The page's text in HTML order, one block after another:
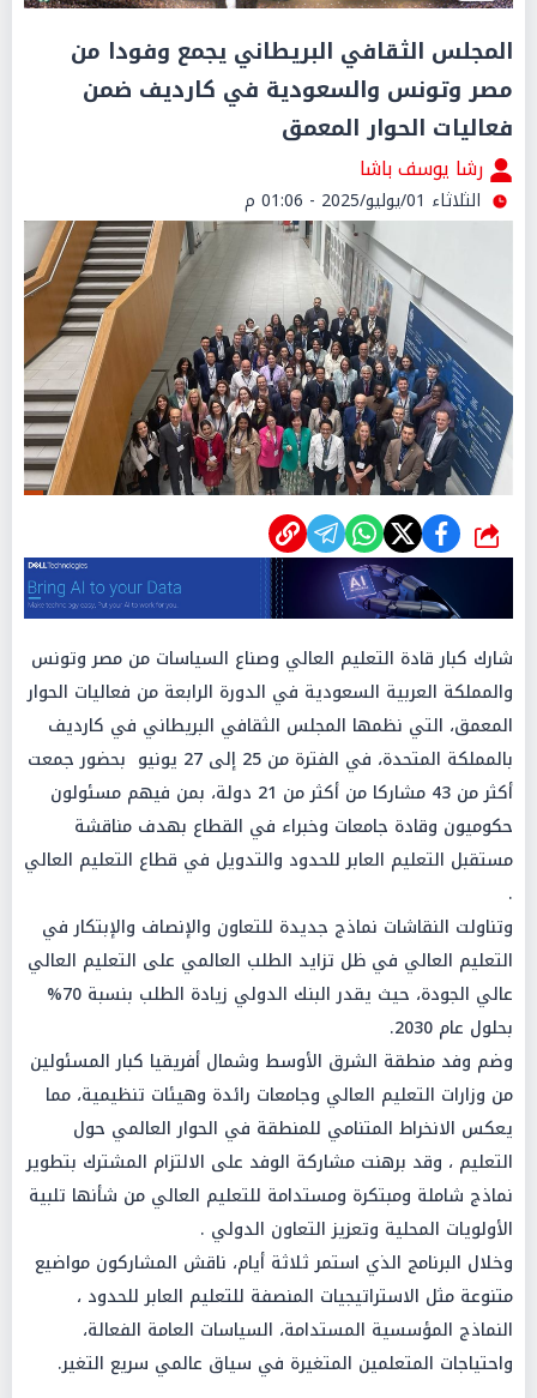
المجلس الثقافي البريطاني يجمع وفودا من
مصر وتونس والسعودية في كارديف ضمن
فعاليات الحوار المعمق
رشا يوسف باشا
الثلاثاء 01/يوليو/2025 - 01:06 م
شارك
شارك كبار قادة التعليم العالي وصناع السياسات من مصر وتونس
والمملكة العربية السعودية في الدورة الرابعة من فعاليات الحوار
المعمق، التي نظمها المجلس الثقافي البريطاني في كارديف
بالمملكة المتحدة، في الفترة من 25 إلى 27 يونيو بحضور جمعت
أكثر من 43 مشاركا من أكثر من 21 دولة، بمن فيهم مسئولون
حكوميون وقادة جامعات وخبراء في القطاع بهدف مناقشة
مستقبل التعليم العابر للحدود والتدويل في قطاع التعليم العالي
.
وتناولت النقاشات نماذج جديدة للتعاون والإنصاف والإبتكار في
التعليم العالي في ظل تزايد الطلب العالمي على التعليم العالي
عالي الجودة، حيث يقدر البنك الدولي زيادة الطلب بنسبة 70%
بحلول عام 2030.
وضم وفد منطقة الشرق الأوسط وشمال أفريقيا كبار المسئولين
من وزارات التعليم العالي وجامعات رائدة وهيئات تنظيمية، مما
يعكس الانخراط المتنامي للمنطقة في الحوار العالمي حول
التعليم ، وقد برهنت مشاركة الوفد على الالتزام المشترك بتطوير
نماذج شاملة ومبتكرة ومستدامة للتعليم العالي من شأنها تلبية
الأولويات المحلية وتعزيز التعاون الدولي .
وخلال البرنامج الذي استمر ثلاثة أيام، ناقش المشاركون مواضيع
متنوعة مثل الاستراتيجيات المنصفة للتعليم العابر للحدود ،
النماذج المؤسسية المستدامة، السياسات العامة الفعالة،
واحتياجات المتعلمين المتغيرة في سياق عالمي سريع التغير.